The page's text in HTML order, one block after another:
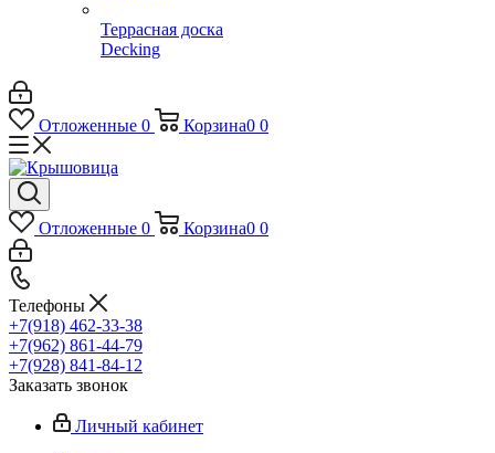
Террасная доска
Decking
Отложенные 0 Корзина0 0
Отложенные 0 Корзина0 0
Телефоны
+7(918) 462-33-38
+7(962) 861-44-79
+7(928) 841-84-12
Заказать звонок
Личный кабинет